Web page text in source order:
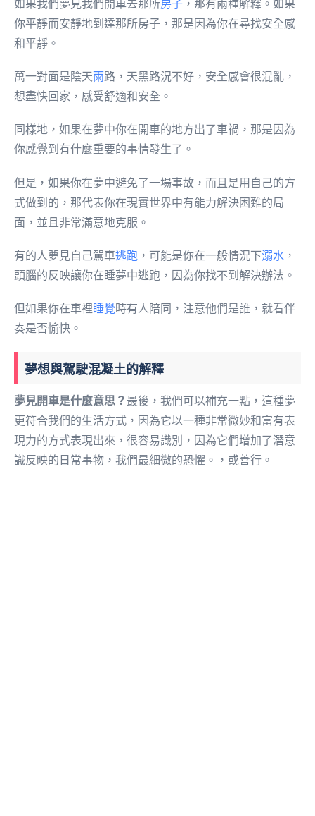
如果我們夢見我們開車去那所房子 ，那有兩種解釋。如果
你平靜而安靜地到達那所房子，那是因為你在尋找安全感
和平靜。
萬一對面是陰天雨路，天黑路況不好，安全感會很混亂，
想盡快回家，感受舒適和安全。
同樣地，如果在夢中你在開車的地方出了車禍，那是因為
你感覺到有什麼重要的事情發生了。
但是，如果你在夢中避免了一場事故，而且是用自己的方
式做到的，那代表你在現實世界中有能力解決困難的局
面，並且非常滿意地克服。
有的人夢見自己駕車逃跑 ，可能是你在一般情況下溺水 ，
頭腦的反映讓你在睡夢中逃跑，因為你找不到解決辦法。
但如果你在車裡睡覺時有人陪同，注意他們是誰，就看伴
奏是否愉快。
夢想與駕駛混凝土的解釋
夢見開車是什麼意思？ 最後，我們可以補充一點，這種夢
更符合我們的生活方式，因為它以一種非常微妙和富有表
現力的方式表現出來，很容易識別，因為它們增加了潛意
識反映的日常事物，我們最細微的恐懼。，或善行。